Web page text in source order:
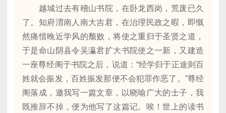
越城过去有稽山书院，在卧龙西岗，荒废已久
了。知府渭南人南大吉君，在治理民政之暇，即慨
然痛惜晚近学风的颓败，将使之重归于圣贤之道，
于是命山阴县令吴瀛君扩大书院使之一新，又建造
一座尊经阁于书院之后，说道：“经学归于正途则百
姓就会振发，百姓振发那便不会犯罪作恶了。”尊经
阁落成，邀我写一篇文章，以晓喻广大的士子，我
既推辞不掉，便为他写了这篇记。唉！世上的读书